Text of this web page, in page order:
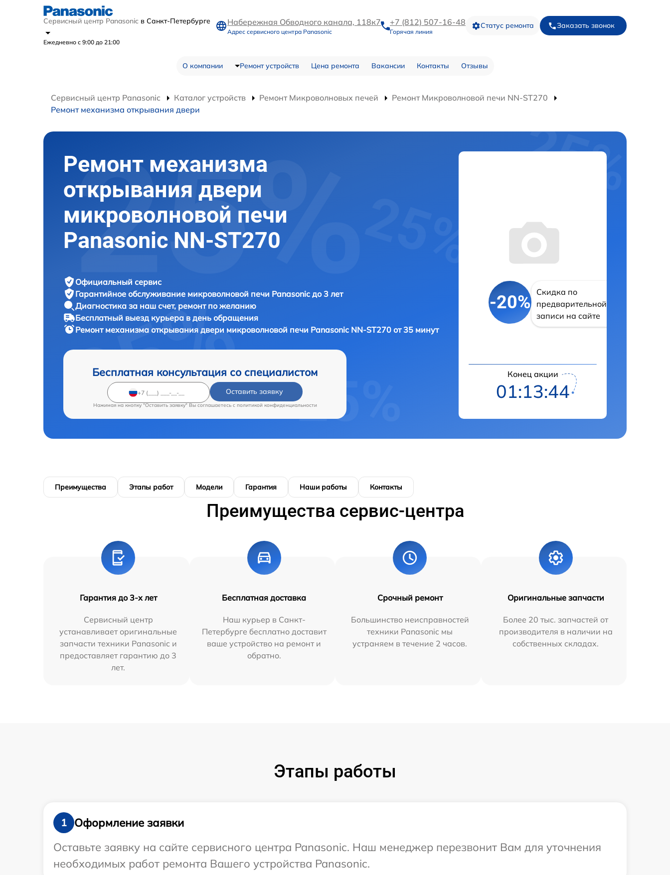
Сервисный центр Panasonic в Санкт-Петербурге
Ежедневно с 9:00 до 21:00
Набережная Обводного канала, 118к7
Адрес сервисного центра Panasonic
+7 (812) 507-16-48
Горячая линия
Статус ремонта Заказать звонок
О компании Ремонт устройств Цена ремонта Вакансии Контакты Отзывы
Сервисный центр Panasonic Каталог устройств Ремонт Микроволновых печей
Ремонт Микроволновой печи NN-ST270
Ремонт механизма открывания двери
Ремонт механизма
открывания двери
микроволновой печи
Panasonic NN-ST270
Официальный сервис
Гарантийное обслуживание микроволновой печи Panasonic до 3 лет
Диагностика за наш счет, ремонт по желанию
Бесплатный выезд курьера в день обращения
Ремонт механизма открывания двери микроволновой печи Panasonic NN-ST270 от 35 минут
Бесплатная консультация со специалистом
Оставить заявку
Нажимая на кнопку "Оставить заявку" Вы соглашаетесь c политикой конфиденциальности
-20%
Скидка по
предварительной
записи на сайте
Конец акции
01:13:43
Преимущества Этапы работ Модели Гарантия Наши работы Контакты
Преимущества сервис-центра
Гарантия до 3-х лет
Сервисный центр
устанавливает оригинальные
запчасти техники Panasonic и
предоставляет гарантию до 3
лет.
Бесплатная доставка
Наш курьер в Санкт-
Петербурге бесплатно доставит
ваше устройство на ремонт и
обратно.
Срочный ремонт
Большинство неисправностей
техники Panasonic мы
устраняем в течение 2 часов.
Оригинальные запчасти
Более 20 тыс. запчастей от
производителя в наличии на
собственных складах.
Этапы работы
1
Оформление заявки
Оставьте заявку на сайте сервисного центра Panasonic. Наш менеджер перезвонит Вам для уточнения
необходимых работ ремонта Вашего устройства Panasonic.